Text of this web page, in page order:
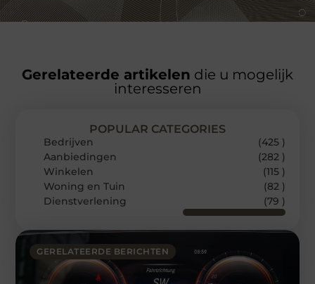
Gerelateerde artikelen die u mogelijk
interesseren
GERELATEERDE BERICHTEN
POPULAR CATEGORIES
Bedrijven
(425 )
Aanbiedingen
(282 )
Winkelen
(115 )
Woning en Tuin
(82 )
Dienstverlening
(79 )